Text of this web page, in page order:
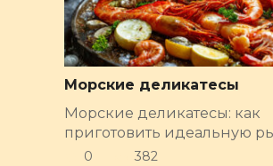
Морские деликатесы
Морские деликатесы: как
приготовить идеальную
0 382